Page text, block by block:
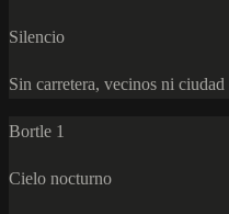
Silencio
Sin carretera, vecinos ni ciudad
Bortle 1
Cielo nocturno